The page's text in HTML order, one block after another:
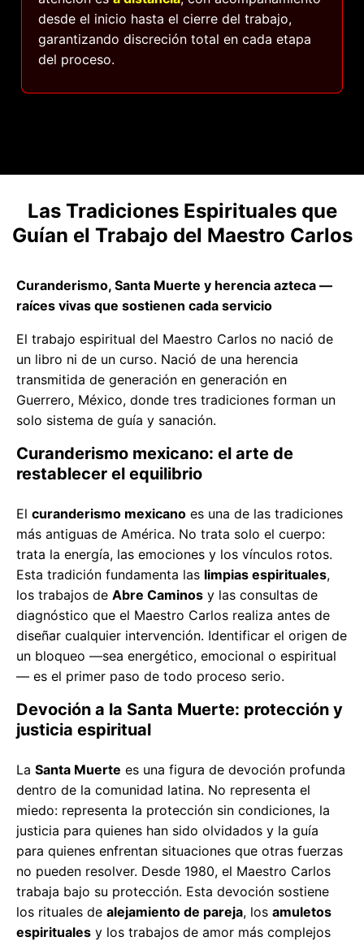
desde el inicio hasta el cierre del trabajo,
garantizando discreción total en cada etapa
del proceso.
Las Tradiciones Espirituales que
Guían el Trabajo del Maestro Carlos
Curanderismo, Santa Muerte y herencia azteca —
raíces vivas que sostienen cada servicio
El trabajo espiritual del Maestro Carlos no nació de
un libro ni de un curso. Nació de una herencia
transmitida de generación en generación en
Guerrero, México, donde tres tradiciones forman un
solo sistema de guía y sanación.
Curanderismo mexicano: el arte de
restablecer el equilibrio
El curanderismo mexicano es una de las tradiciones
más antiguas de América. No trata solo el cuerpo:
trata la energía, las emociones y los vínculos rotos.
Esta tradición fundamenta las limpias espirituales,
los trabajos de Abre Caminos y las consultas de
diagnóstico que el Maestro Carlos realiza antes de
diseñar cualquier intervención. Identificar el origen de
un bloqueo —sea energético, emocional o espiritual
— es el primer paso de todo proceso serio.
Devoción a la Santa Muerte: protección y
justicia espiritual
La Santa Muerte es una figura de devoción profunda
dentro de la comunidad latina. No representa el
miedo: representa la protección sin condiciones, la
justicia para quienes han sido olvidados y la guía
para quienes enfrentan situaciones que otras fuerzas
no pueden resolver. Desde 1980, el Maestro Carlos
trabaja bajo su protección. Esta devoción sostiene
los rituales de alejamiento de pareja, los amuletos
espirituales y los trabajos de amor más complejos